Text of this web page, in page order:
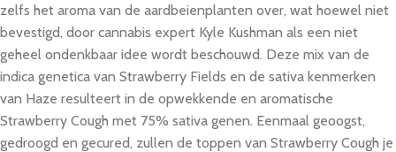
zelfs het aroma van de aardbeienplanten over, wat hoewel niet
bevestigd, door cannabis expert Kyle Kushman als een niet
geheel ondenkbaar idee wordt beschouwd. Deze mix van de
indica genetica van Strawberry Fields en de sativa kenmerken
van Haze resulteert in de opwekkende en aromatische
Strawberry Cough met 75% sativa genen. Eenmaal geoogst,
gedroogd en gecured, zullen de toppen van Strawberry Cough je